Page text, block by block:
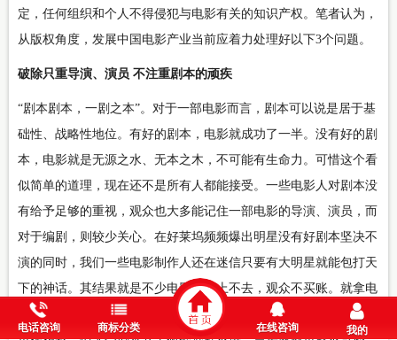
定，任何组织和个人不得侵犯与电影有关的知识产权。笔者认为，
从版权角度，发展中国电影产业当前应着力处理好以下3个问题。
破除只重导演、演员 不注重剧本的顽疾
“剧本剧本，一剧之本”。对于一部电影而言，剧本可以说是居于基
础性、战略性地位。有好的剧本，电影就成功了一半。没有好的剧
本，电影就是无源之水、无本之木，不可能有生命力。可惜这个看
似简单的道理，现在还不是所有人都能接受。一些电影人对剧本没
有给予足够的重视，观众也大多能记住一部电影的导演、演员，而
对于编剧，则较少关心。在好莱坞频频爆出明星没有好剧本坚决不
演的同时，我们一些电影制作人还在迷信只要有大明星就能包打天
下的神话。其结果就是不少电影质量上不去，观众不买账。就拿电
影《健忘村》来说，舒淇、王千源的名气不可谓不大，他们的表演
电话咨询 商标分类 在线咨询 我的